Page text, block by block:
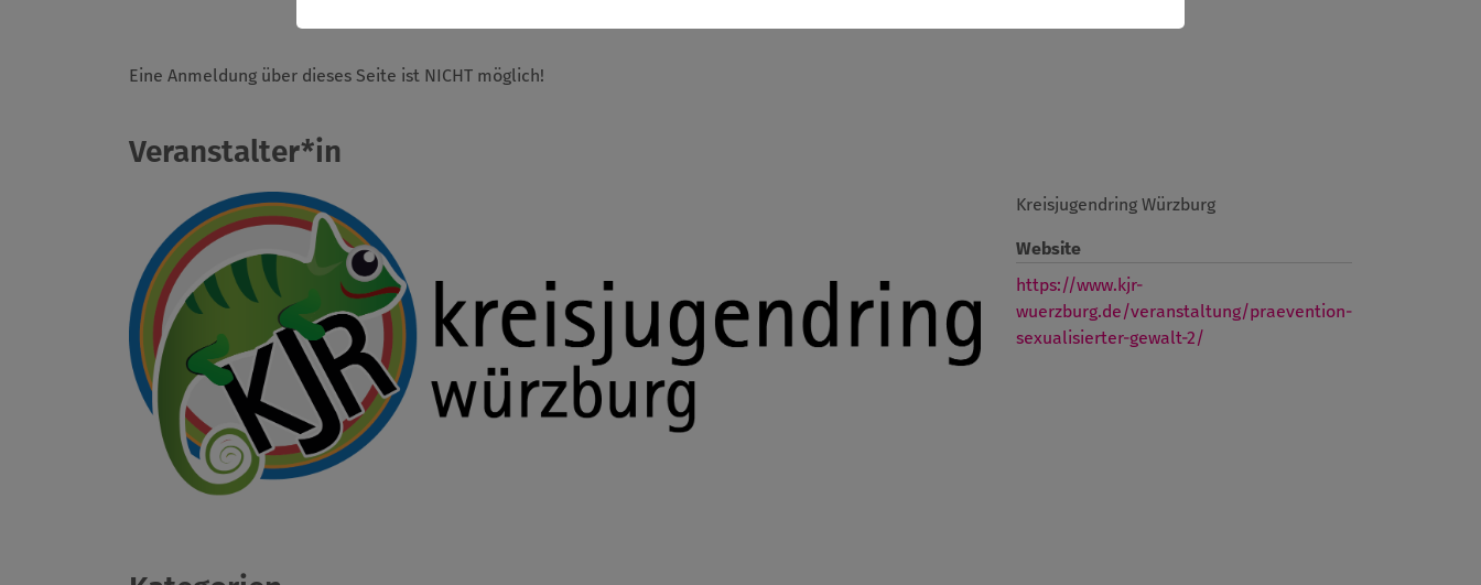
Eine Anmeldung über dieses Seite ist NICHT möglich!
Veranstalter*in
Kreisjugendring Würzburg
Website
https://www.kjr-
wuerzburg.de/veranstaltung/praevention-
sexualisierter-gewalt-2/